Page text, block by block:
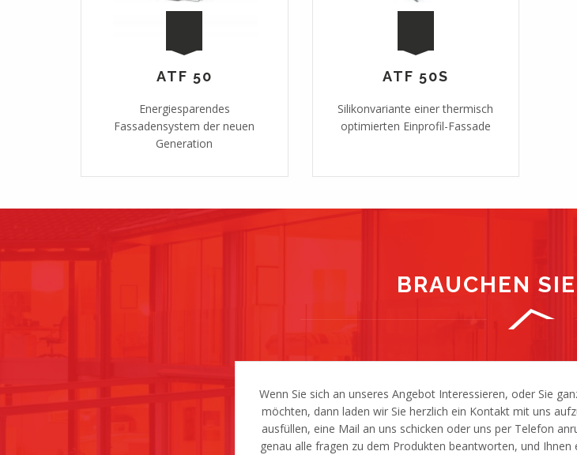
ATF 50
Energiesparendes
Fassadensystem der neuen
Generation
ATF 50S
Silikonvariante einer thermisch
optimierten Einprofil-Fassade
BRAUCHEN
Wenn Sie sich an unseres Angebot Interessieren, oder Sie
möchten, dann laden wir Sie herzlich ein Kontakt mit uns
ausfüllen, eine Mail an uns schicken oder uns per Telefon
genau alle fragen zu dem Produkten beantworten, und